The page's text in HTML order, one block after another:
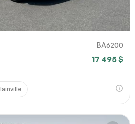
BA6200
17 495 $
et coller le lien ici.